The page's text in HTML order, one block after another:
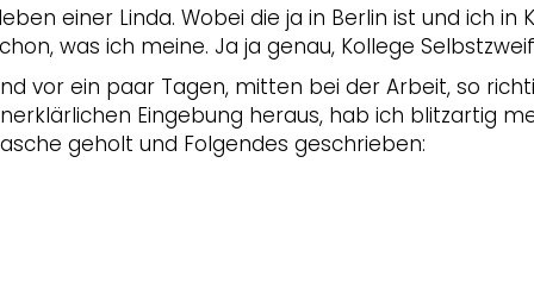
einer Linda. Wobei die ja in Berlin ist und ich in
was ich meine. Ja ja genau, Kollege
vor ein paar Tagen, mitten bei der Arbeit, so
Eingebung heraus, hab ich blitzartig
geholt und Folgendes geschrieben: